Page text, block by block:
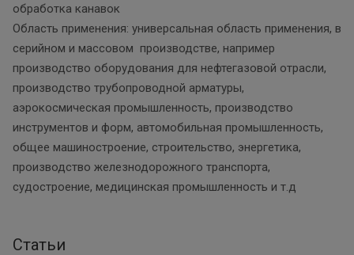
обработка канавок
Область применения: универсальная область применения, в
серийном и массовом производстве, например
производство оборудования для нефтегазовой отрасли,
производство трубопроводной арматуры,
аэрокосмическая промышленность, производство
инструментов и форм, автомобильная промышленность,
общее машиностроение, строительство, энергетика,
производство железнодорожного транспорта,
судостроение, медицинская промышленность и т.д
Статьи